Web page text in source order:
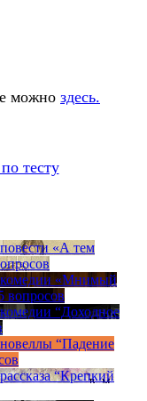
можно здесь.
тесту
«А тем
комедии «Мнимый
вопросов
“Доходное
“Падение
“Крепкий